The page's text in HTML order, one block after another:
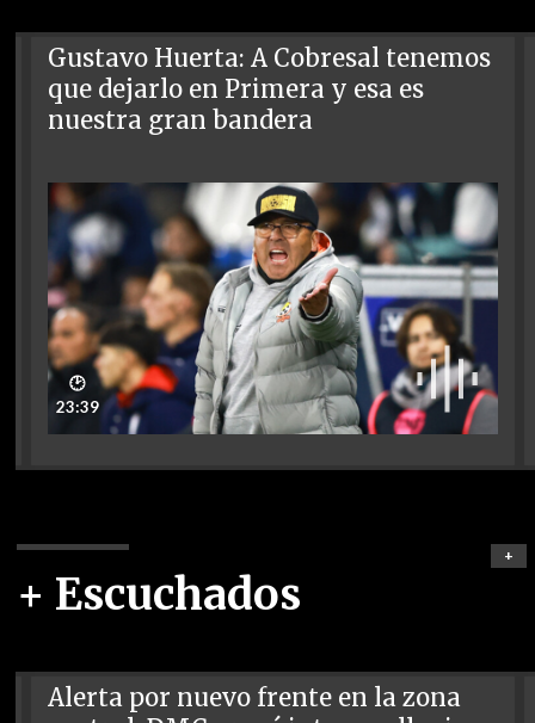
Gustavo Huerta: A Cobresal tenemos
que dejarlo en Primera y esa es
nuestra gran bandera
🕑
23:39
+ Escuchados
+
Alerta por nuevo frente en la zona